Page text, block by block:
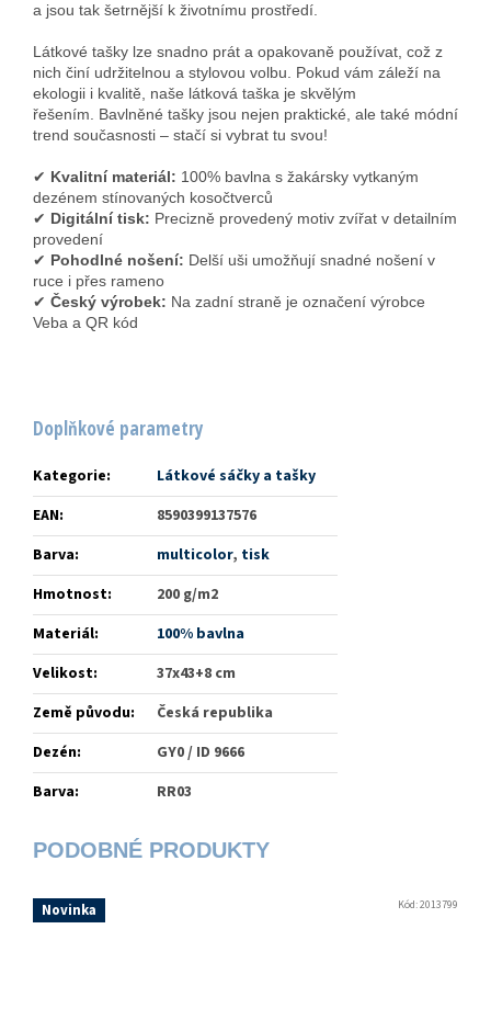
a jsou tak šetrnější k životnímu prostředí.
Látkové tašky lze snadno prát a opakovaně používat, což z
nich činí udržitelnou a stylovou volbu. Pokud vám záleží na
ekologii i kvalitě, naše látková taška je skvělým
řešením. Bavlněné tašky jsou nejen praktické, ale také módní
trend současnosti – stačí si vybrat tu svou!
✔ Kvalitní materiál: 100% bavlna s žakársky vytkaným
dezénem stínovaných kosočtverců
✔ Digitální tisk: Precizně provedený motiv zvířat v detailním
provedení
✔ Pohodlné nošení: Delší uši umožňují snadné nošení v
ruce i přes rameno
✔ Český výrobek: Na zadní straně je označení výrobce
Veba a QR kód
Doplňkové parametry
Kategorie:
Látkové sáčky a tašky
EAN:
8590399137576
Barva: multicolor, tisk
Hmotnost:
200 g/m2
Materiál:
100% bavlna
Velikost:
37x43+8 cm
Země původu:
Česká republika
Dezén:
GY0 / ID 9666
Barva: RR03
Novinka Kód:2013799